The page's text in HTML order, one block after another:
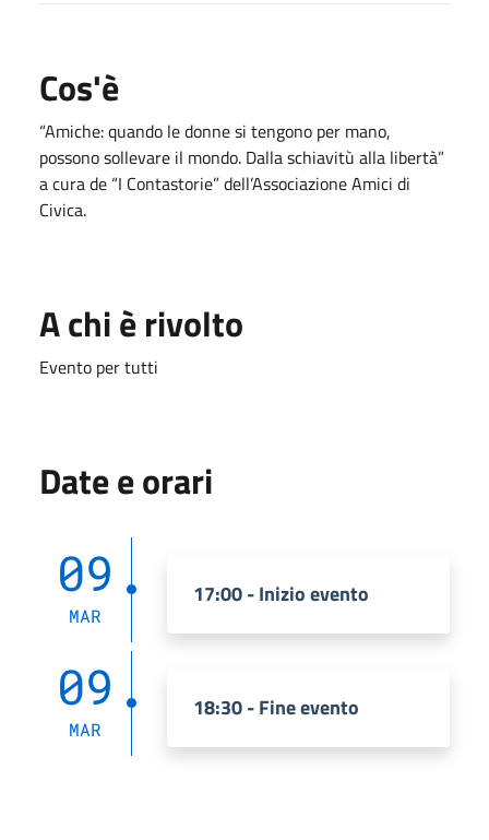
Cos'è
“Amiche: quando le donne si tengono per mano,
possono sollevare il mondo. Dalla schiavitù alla libertà”
a cura de “I Contastorie” dell’Associazione Amici di
Civica.
A chi è rivolto
Evento per tutti
Date e orari
09
MAR
17:00 - Inizio evento
09
MAR
18:30 - Fine evento